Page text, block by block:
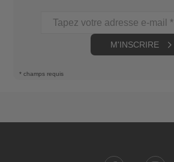
Tapez votre adresse e-mail *
M'INSCRIRE
* champs requis